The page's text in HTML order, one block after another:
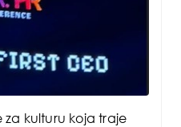
kulturu koja traje